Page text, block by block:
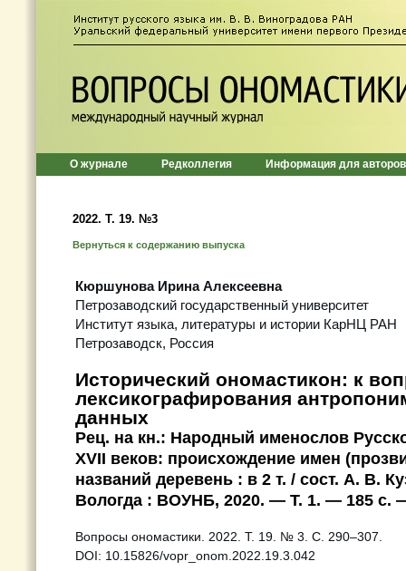
О журнале Редколлегия Информация для авторов
2022. Т. 19. №3
Вернуться к содержанию выпуска
Кюршунова Ирина Алексеевна
Петрозаводский государственный университет
Институт языка, литературы и истории КарНЦ РАН
Петрозаводск, Россия
Исторический ономастикон: к
лексикографирования
данных
Рец. на кн.: Народный именослов
XVII веков: происхождение имен
названий деревень : в 2 т. / сост. А. В.
Вологда : ВОУНБ, 2020. — Т. 1. — 185 с.
Вопросы ономастики. 2022. Т. 19. № 3. С. 290–307.
DOI: 10.15826/vopr_onom.2022.19.3.042